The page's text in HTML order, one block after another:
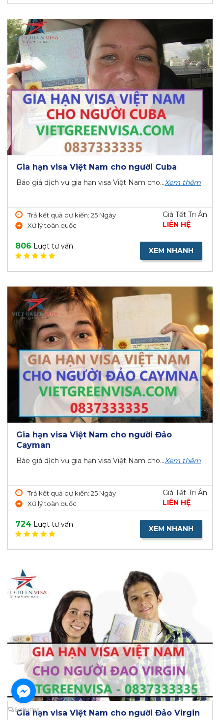
Gia hạn visa Việt Nam cho người Cuba
Báo giá dịch vụ gia hạn visa Việt Nam cho...Xem thêm
Trả kết quả dự kiến: 25 Ngày
Xử lý toàn quốc
Giá Tết Tri Ân
LIÊN HỆ
806 Lượt tư vấn XEM NHANH
Gia hạn visa Việt Nam cho người Đảo
Cayman
Báo giá dịch vụ gia hạn visa Việt Nam cho...Xem thêm
Trả kết quả dự kiến: 25 Ngày
Xử lý toàn quốc
Giá Tết Tri Ân
LIÊN HỆ
724 Lượt tư vấn XEM NHANH
Gia hạn visa Việt Nam cho người Đảo Virgin